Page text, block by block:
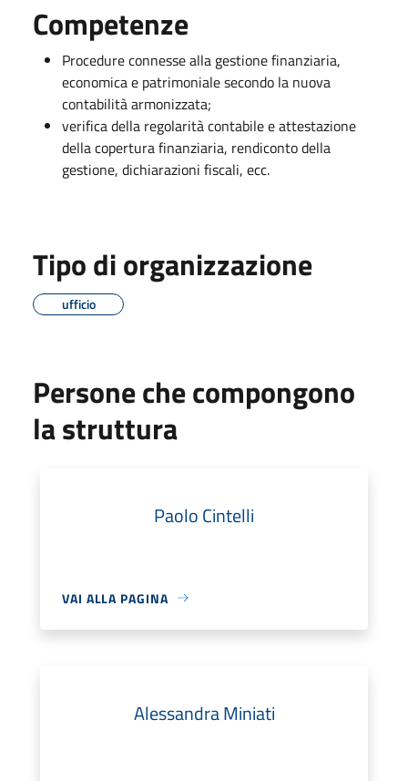
Competenze
Procedure connesse alla gestione finanziaria,
economica e patrimoniale secondo la nuova
contabilità armonizzata;
verifica della regolarità contabile e attestazione
della copertura finanziaria, rendiconto della
gestione, dichiarazioni fiscali, ecc.
Tipo di organizzazione
ufficio
Persone che compongono
la struttura
Paolo Cintelli
VAI ALLA PAGINA
Alessandra Miniati